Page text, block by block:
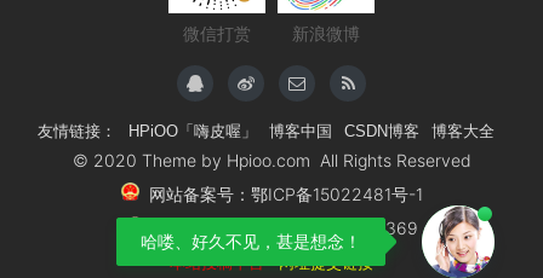
微信打赏 新浪微博
友情链接： HPiOO「嗨皮喔」 博客中国 CSDN博客 博客大全
© 2020 Theme by Hpioo.com All Rights Reserved
网站备案号：鄂ICP备15022481号-1
鄂公安备案号：42011602000369
本站投稿平台 网址提交链接
哈喽、好久不见，甚是想念！